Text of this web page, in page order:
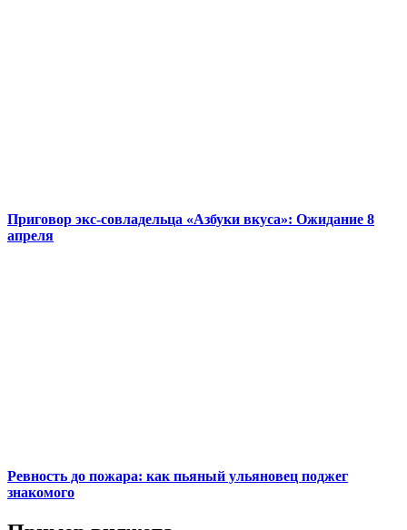
Приговор экс-совладельца «Азбуки вкуса»: Ожидание 8
апреля
Ревность до пожара: как пьяный ульяновец поджег
знакомого